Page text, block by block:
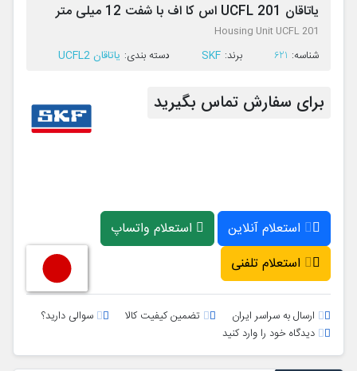
یاتاقان UCFL 201 اس کا اف با شفت 12 میلی متر
Housing Unit UCFL 201
ﺷﻨﺎﺳﻪ: 621 ﺑﺮﻧﺪ: SKF ﺩﺳﺘﻪ ﺑﻨﺪی: یاتاقان UCFL2
برای سفارش تماس بگیرید
استعلام آنلاین
استعلام واتساپ
استعلام تلفنی
ارسال به سراسر ایران تضمین کیفیت کالا
سوالی دارید؟
دیدگاه خود را وارد کنید